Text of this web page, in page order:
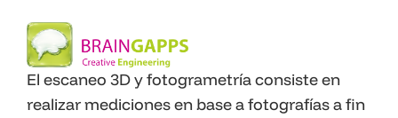
El escaneo 3D y fotogrametría consiste en
realizar mediciones en base a fotografías a fin